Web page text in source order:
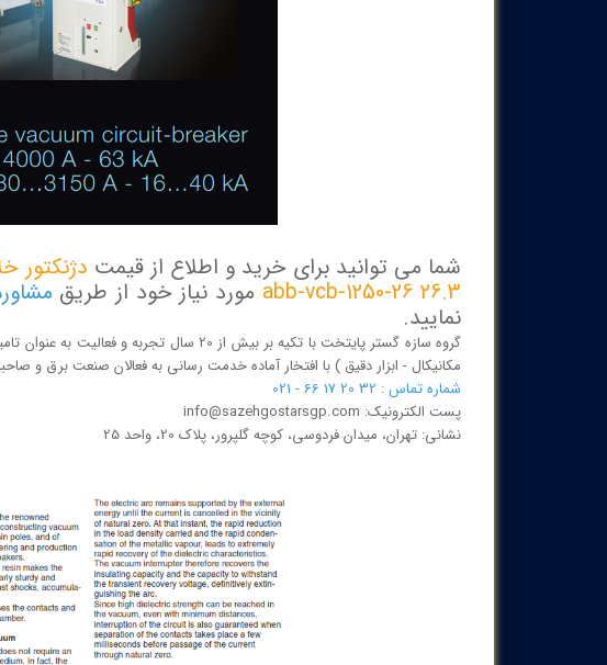
شما می توانید برای خرید و اطلاع از قیمت
26.3 abb-vcb-1250-26 مورد نیاز خود از طریق
نمایید.
گروه سازه گستر پایتخت با تکیه بر بیش از 20
مکانیکال - ابزار دقیق ) با افتخار آماده خدمت رسانی به فعالان صنعت برق و
شماره تماس : 32 20 17 66 - 021
پست الکترونیک: info@sazehgostarsgp.com
نشانی: تهران، میدان فردوسی، کوچه گلپرور، پلاک 20، واحد 25